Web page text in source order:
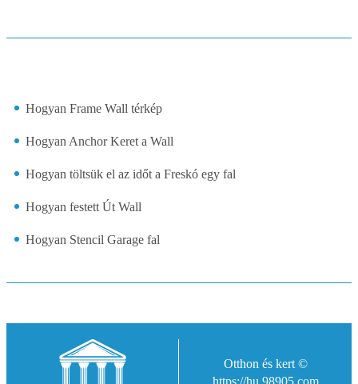
Hogyan Frame Wall térkép
Hogyan Anchor Keret a Wall
Hogyan töltsük el az időt a Freskó egy fal
Hogyan festett Út Wall
Hogyan Stencil Garage fal
Otthon és kert ©
https://hu.98905.com